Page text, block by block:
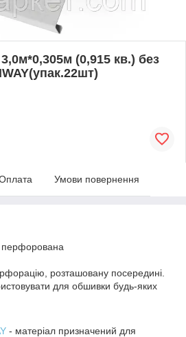
(0,915 кв.) без
Умови повернення
перфорована
розташовану посередині.
для обшивки будь-яких
- матеріал призначений для